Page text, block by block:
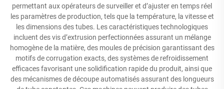
permettant aux opérateurs de surveiller et d’ajuster en temps réel
les paramètres de production, tels que la température, la vitesse et
les dimensions des tubes. Les caractéristiques technologiques
incluent des vis d’extrusion perfectionnées assurant un mélange
homogène de la matière, des moules de précision garantissant des
motifs de corrugation exacts, des systèmes de refroidissement
efficaces favorisant une solidification rapide du produit, ainsi que
des mécanismes de découpe automatisés assurant des longueurs